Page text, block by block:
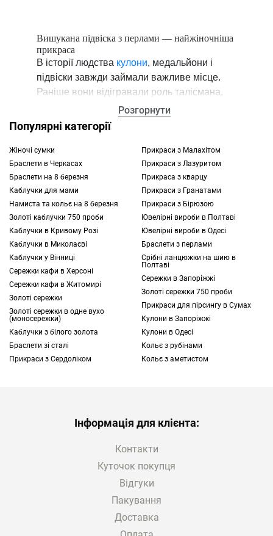
Вишукана підвіска з перлами — найжіночніша
прикраса
В історії людства кулони, медальйони і
підвіски завжди займали важливе місце.
Раніше вони відігравали роль талісмана,
амулета і виготовлялися з каменів, шкіри та
інших зносостійких підручних матеріалів.
Згодом такі вироби трансформувалися у
витончені прикраси, оскільки стали
виготовлятися з дорогоцінних металів і
каменів.
Хорошим прикладом матеріалу є перли
натуральні, підвіска з яких вважається
аристократичною прикрасою. Ювелірні
вироби з цим мінералоїдом носили
представники королівських сімей та інші
багаті люди.
Сьогодні підвіска на шию з перлами не
вважається чимось унікальним. Такі
прикраси можуть дозволити собі безліч
людей, а оскільки перлини мають
широкий асортимент брендових товарів.
Тут ви знайдете і зможете купити кулон з
інші види прикрас. Доповнити образ можна
за допомогою брендового годинника або
аксесуарів : сумки, портмоне або
Розгорнути
Популярні категорії
Жіночі сумки
Браслети в Черкасах
Браслети на 8 березня
Каблучки для мами
Намиста та кольє на 8 березня
Золоті каблучки 750 проби
Каблучки в Кривому Розі
Каблучки в Миколаєві
Каблучки у Вінниці
Сережки кафи в Херсоні
Сережки кафи в Житомирі
Золоті сережки
Золоті сережки в одне вухо
(моносережки)
Каблучки з білого золота
Браслети зі сталі
Прикраси з Сердоліком
Прикраси з Малахітом
Прикраси з Лазуритом
Прикраса з кварцу
Прикраси з Гранатами
Прикраси з Бірюзою
Ювелірні вироби в Полтаві
Ювелірні вироби в Одесі
Браслети з перлами
Срібні ланцюжки на шию в
Полтаві
Сережки в Запоріжжі
Золоті сережки 750 проби
Прикраси для пірсингу в Сумах
Кулони в Запоріжжі
Кулони в Одесі
Кольє з рубінами
Кольє з аметистом
Інформація для клієнта:
Контакти
Куточок покупця
Відгуки
Пакування
Доставка